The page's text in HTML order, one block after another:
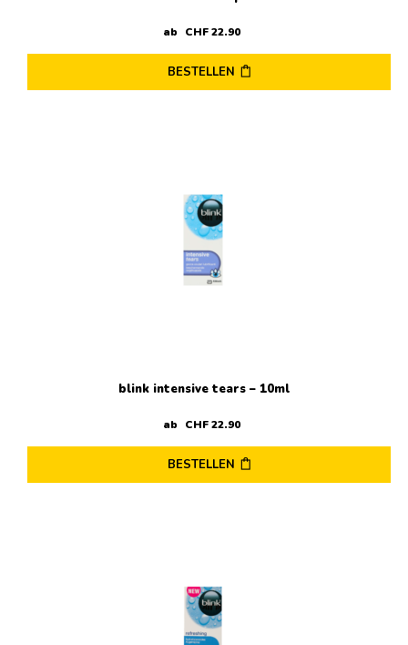
ab CHF22.90
BESTELLEN
blink intensive tears – 10ml
ab CHF22.90
BESTELLEN